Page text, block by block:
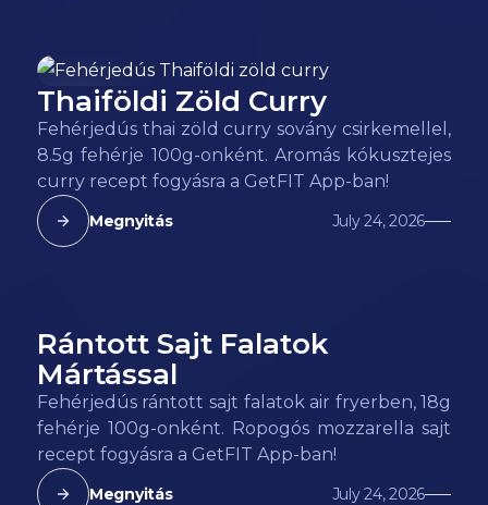
85kcal
Thaiföldi Zöld Curry
Fehérjedús thai zöld curry sovány csirkemellel,
8.5g fehérje 100g-onként. Aromás kókusztejes
curry recept fogyásra a GetFIT App-ban!
Megnyitás July 24, 2026
185kcal
Rántott Sajt Falatok
Mártással
Fehérjedús rántott sajt falatok air fryerben, 18g
fehérje 100g-onként. Ropogós mozzarella sajt
recept fogyásra a GetFIT App-ban!
Megnyitás July 24, 2026